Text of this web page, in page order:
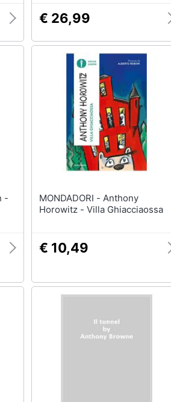
€ 26,99
MONDADORI - Anthony
Horowitz - Villa Ghiacciaossa
€ 10,49